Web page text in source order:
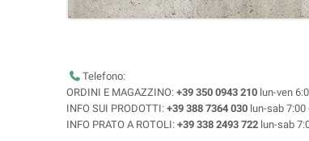
Telefono:
ORDINI E MAGAZZINO: +39 350 0943 210 lun-ven
INFO SUI PRODOTTI: +39 388 7364 030 lun-sab 7:00
INFO PRATO A ROTOLI: +39 338 2493 722 lun-sab